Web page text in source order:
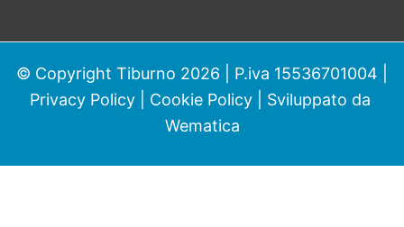
© Copyright Tiburno 2026 | P.iva 15536701004 |
Privacy Policy| Cookie Policy| Sviluppato da
Wematica